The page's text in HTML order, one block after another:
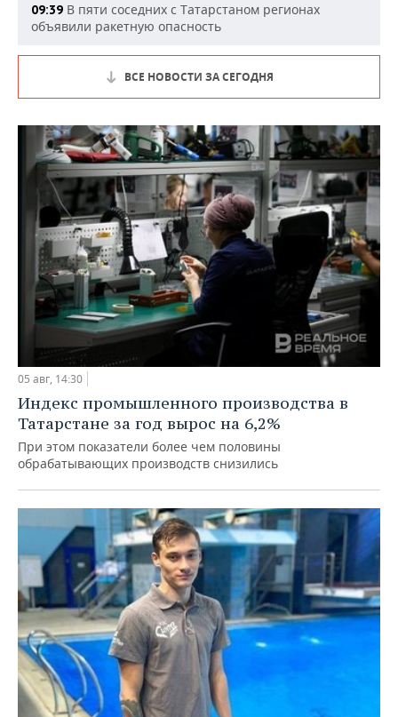
09:39 В пяти соседних с Татарстаном регионах
объявили ракетную опасность
ВСЕ НОВОСТИ ЗА СЕГОДНЯ
05 авг, 14:30
Индекс промышленного производства в
Татарстане за год вырос на 6,2%
При этом показатели более чем половины
обрабатывающих производств снизились